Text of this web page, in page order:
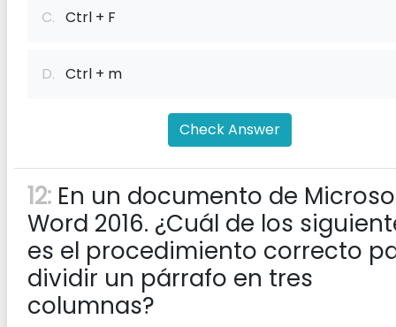
C. Ctrl + F
D. Ctrl + m
Check Answer
12: En un documento de
Word 2016. ¿Cuál de los
es el procedimiento correcto
dividir un párrafo en tres
columnas?